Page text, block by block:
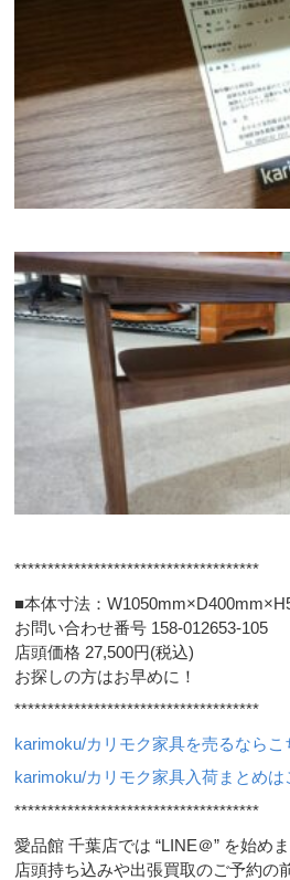
*************************************
■本体寸法：
お問い合わせ番号 158-012653-105
店頭価格 27,500円(税込)
お探しの方はお早めに！
*************************************
karimoku/カリモク家具を売るならこ
karimoku/カリモク家具入荷まとめは
*************************************
愛品館 千葉店では “LINE＠” を始めま
店頭持ち込みや出張買取のご予約の